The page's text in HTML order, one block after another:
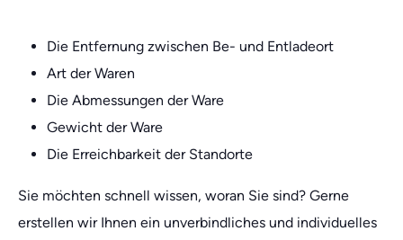
Die Entfernung zwischen Be- und Entladeort
Art der Waren
Die Abmessungen der Ware
Gewicht der Ware
Die Erreichbarkeit der Standorte
Sie möchten schnell wissen, woran Sie sind? Gerne
erstellen wir Ihnen ein unverbindliches und individuelles